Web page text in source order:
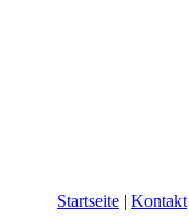
Startseite | Kontakt